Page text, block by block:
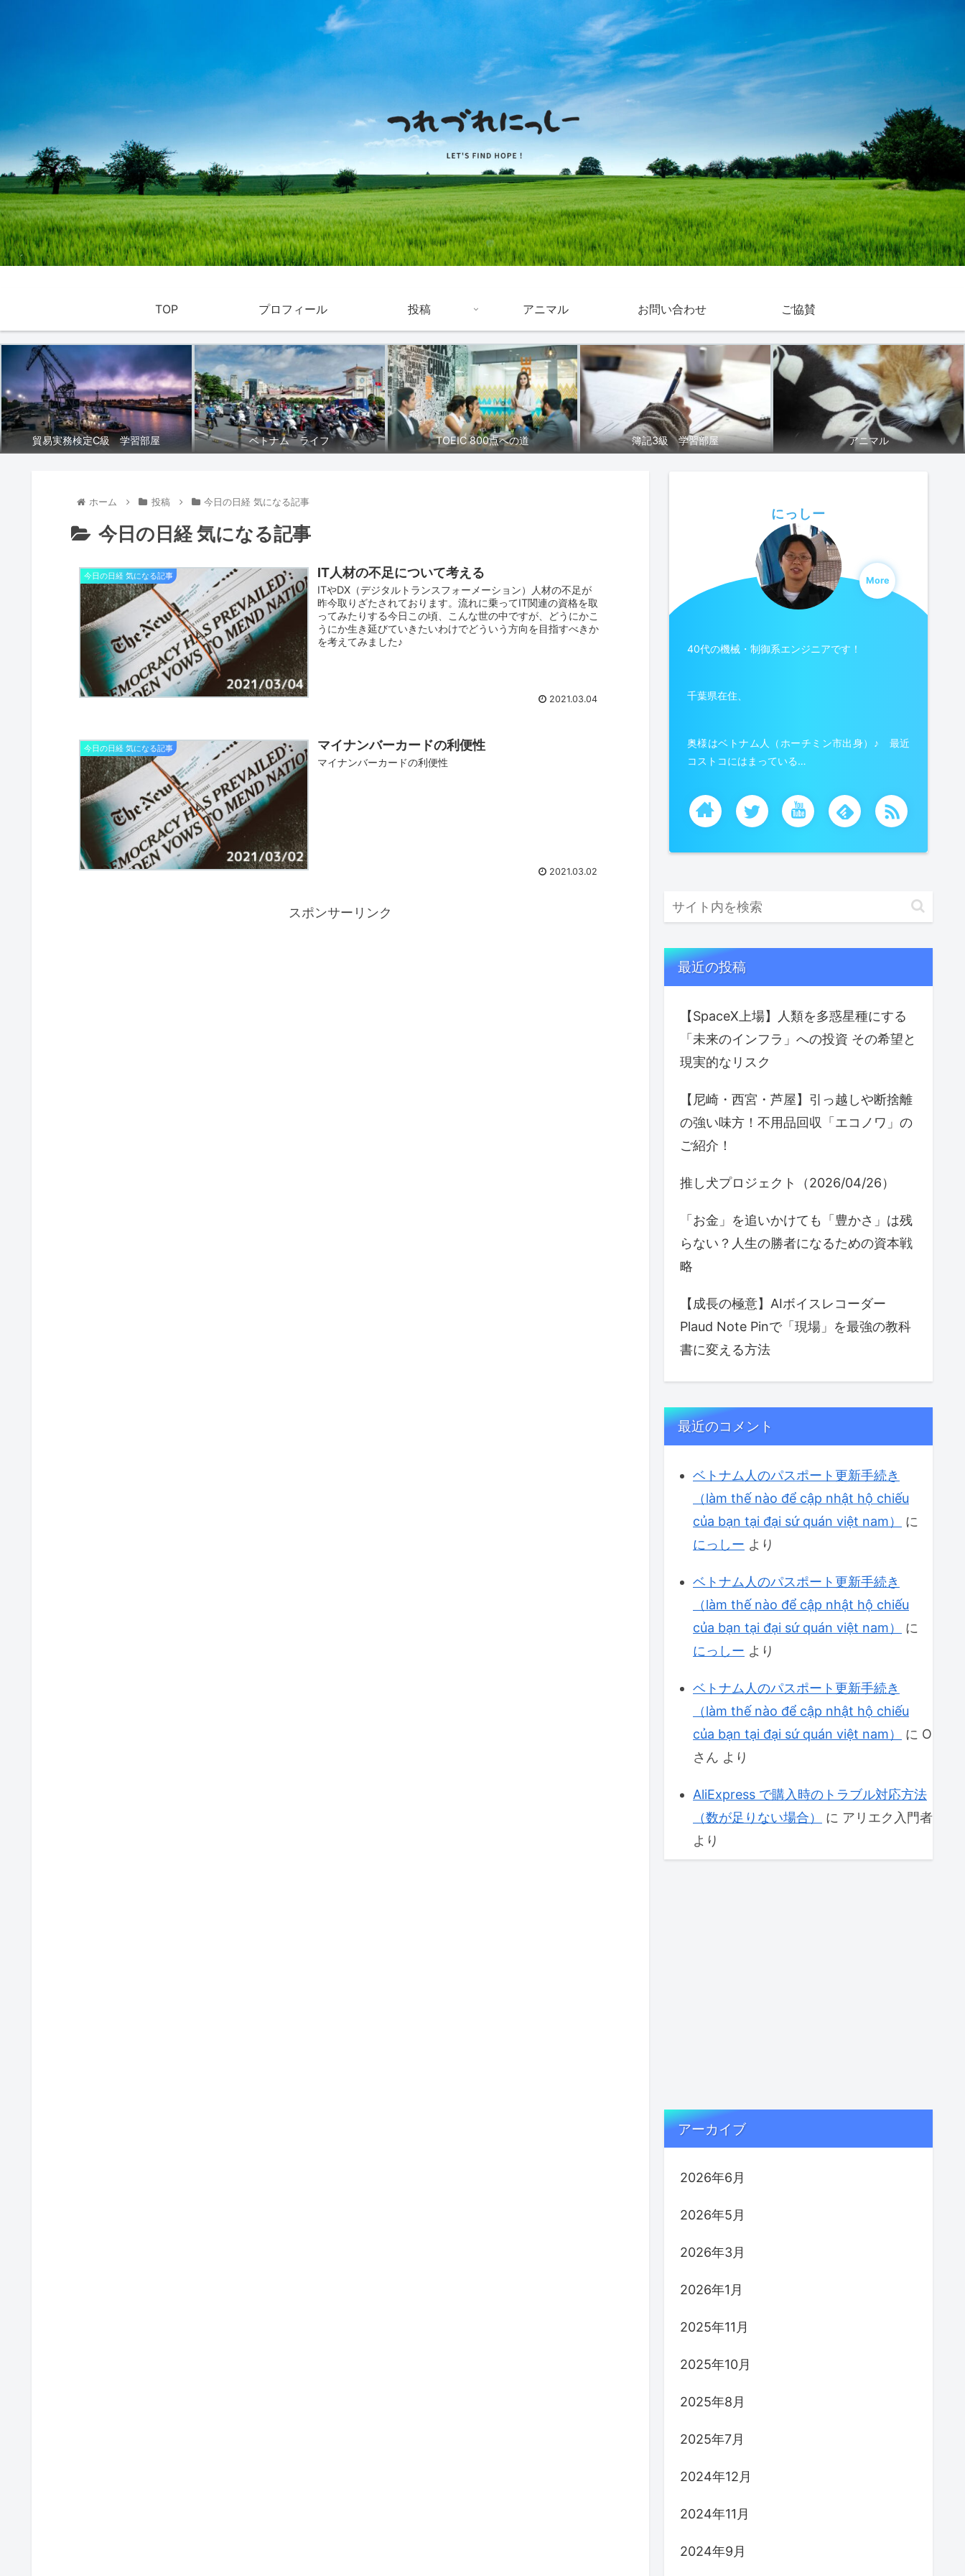
TOP プロフィール 投稿 アニマル お問い合わせ ご協賛
貿易実務検定C級 学習部屋 ベトナム ライフ TOEIC 800点への道 簿記3級 学習部屋 アニマル
ホーム 投稿 今日の日経 気になる記事
今日の日経 気になる記事
今日の日経 気になる記事 IT人材の不足について考える
ITやDX（デジタルトランスフォーメーション）人材の不足が
昨今取りざたされております。流れに乗ってIT関連の資格を取
ってみたりする今日この頃、こんな世の中ですが、どうにかこ
うにか生き延びていきたいわけでどういう方向を目指すべきか
を考えてみました♪
2021.03.04
今日の日経 気になる記事 マイナンバーカードの利便性
マイナンバーカードの利便性
2021.03.02
スポンサーリンク
にっしー
40代の機械・制御系エンジニアです！
千葉県在住、
奥様はベトナム人（ホーチミン市出身）♪ 最近
コストコにはまっている…
More
最近の投稿
【SpaceX上場】人類を多惑星種にする
「未来のインフラ」への投資 その希望と
現実的なリスク
【尼崎・西宮・芦屋】引っ越しや断捨離
の強い味方！不用品回収「エコノワ」の
ご紹介！
推し犬プロジェクト（2026/04/26）
「お金」を追いかけても「豊かさ」は残
らない？人生の勝者になるための資本戦
略
【成長の極意】AIボイスレコーダー
Plaud Note Pinで「現場」を最強の教科
書に変える方法
最近のコメント
ベトナム人のパスポート更新手続き
（làm thế nào để cập nhật hộ chiếu
của bạn tại đại sứ quán việt nam）
に
にっしー より
ベトナム人のパスポート更新手続き
（làm thế nào để cập nhật hộ chiếu
của bạn tại đại sứ quán việt nam）
に
にっしー より
ベトナム人のパスポート更新手続き
（làm thế nào để cập nhật hộ chiếu
của bạn tại đại sứ quán việt nam）
に O
さん より
AliExpress で購入時のトラブル対応方法
（数が足りない場合）
に アリエク入門者
より
アーカイブ
2026年6月
2026年5月
2026年3月
2026年1月
2025年11月
2025年10月
2025年8月
2025年7月
2024年12月
2024年11月
2024年9月